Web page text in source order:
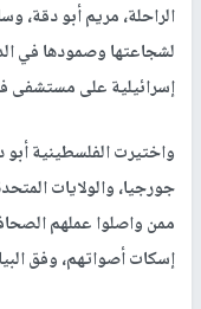
الراحلة، مريم أبو دقة،
لشجاعتها وصمودها في
إسرائيلية على
جورجيا، والولايات
ممن واصلوا عملهم
إسكات أصواتهم، وفق